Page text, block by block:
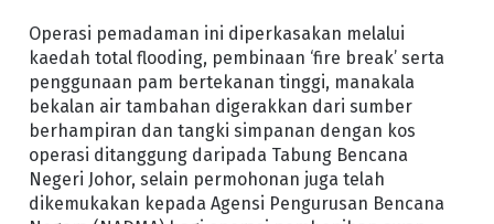
Operasi pemadaman ini diperkasakan melalui
kaedah total flooding, pembinaan ‘fire break’ serta
penggunaan pam bertekanan tinggi, manakala
bekalan air tambahan digerakkan dari sumber
berhampiran dan tangki simpanan dengan kos
operasi ditanggung daripada Tabung Bencana
Negeri Johor, selain permohonan juga telah
dikemukakan kepada Agensi Pengurusan Bencana